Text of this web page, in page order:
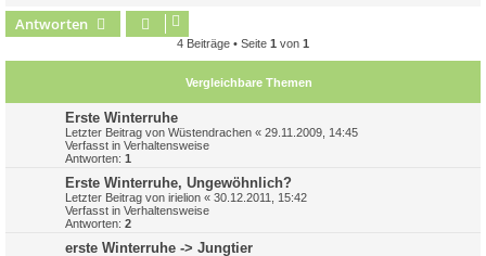
Antworten
4 Beiträge • Seite 1 von 1
Vergleichbare Themen
Erste Winterruhe
Letzter Beitrag von Wüstendrachen « 29.11.2009, 14:45
Verfasst in Verhaltensweise
Antworten: 1
Erste Winterruhe, Ungewöhnlich?
Letzter Beitrag von irielion « 30.12.2011, 15:42
Verfasst in Verhaltensweise
Antworten: 2
erste Winterruhe -> Jungtier